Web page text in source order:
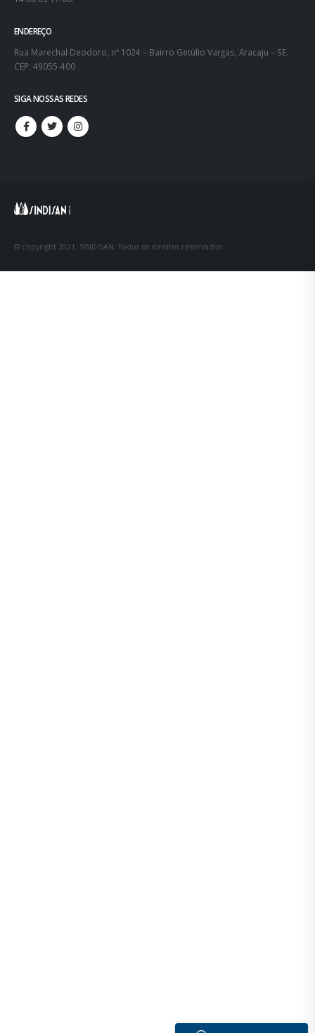
ENDEREÇO
Rua Marechal Deodoro, nº 1024 – Bairro Getúlio Vargas, Aracaju – SE.
CEP: 49055-400
SIGA NOSSAS REDES
© copyright 2021. SINDISAN. Todos os direitos reservados